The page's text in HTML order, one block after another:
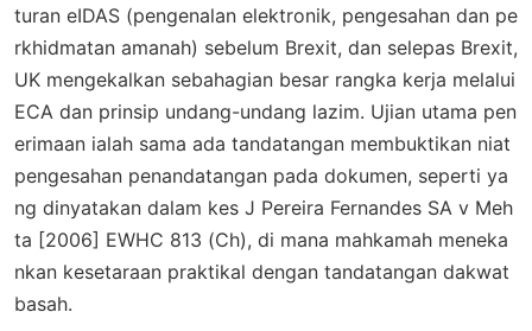
turan eIDAS (pengenalan elektronik, pengesahan dan pe
rkhidmatan amanah) sebelum Brexit, dan selepas Brexit,
UK mengekalkan sebahagian besar rangka kerja melalui
ECA dan prinsip undang-undang lazim. Ujian utama pen
erimaan ialah sama ada tandatangan membuktikan niat
pengesahan penandatangan pada dokumen, seperti ya
ng dinyatakan dalam kes J Pereira Fernandes SA v Meh
ta [2006] EWHC 813 (Ch), di mana mahkamah meneka
nkan kesetaraan praktikal dengan tandatangan dakwat
basah.